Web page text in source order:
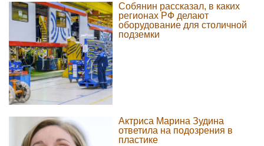
Собянин рассказал, в каких
регионах РФ делают
оборудование для столичной
подземки
Актриса Марина Зудина
ответила на подозрения в
пластике